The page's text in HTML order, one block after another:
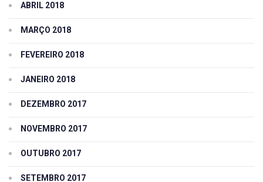
ABRIL 2018
MARÇO 2018
FEVEREIRO 2018
JANEIRO 2018
DEZEMBRO 2017
NOVEMBRO 2017
OUTUBRO 2017
SETEMBRO 2017